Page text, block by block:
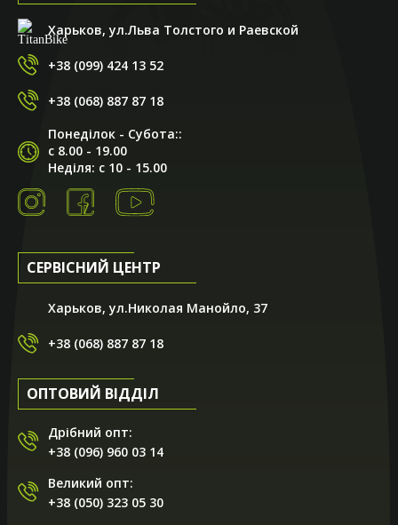
Харьков, ул.Льва Толстого и Раевской
+38 (099) 424 13 52
+38 (068) 887 87 18
Понеділок - Субота::
с 8.00 - 19.00
Неділя: с 10 - 15.00
СЕРВІСНИЙ ЦЕНТР
Харьков, ул.Николая Манойло, 37
+38 (068) 887 87 18
ОПТОВИЙ ВІДДІЛ
Дрібний опт:
+38 (096) 960 03 14
Великий опт:
+38 (050) 323 05 30